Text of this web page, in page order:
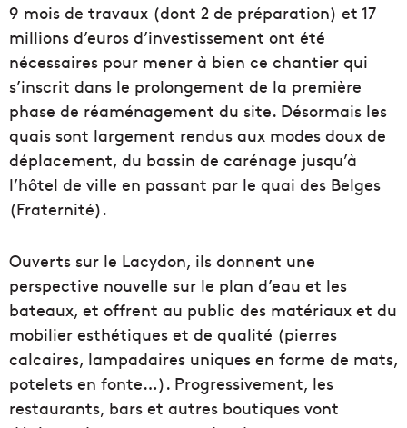
9 mois de travaux (dont 2 de préparation) et 17
millions d’euros d’investissement ont été
nécessaires pour mener à bien ce chantier qui
s’inscrit dans le prolongement de la première
phase de réaménagement du site. Désormais les
quais sont largement rendus aux modes doux de
déplacement, du bassin de carénage jusqu’à
l’hôtel de ville en passant par le quai des Belges
(Fraternité).
Ouverts sur le Lacydon, ils donnent une
perspective nouvelle sur le plan d’eau et les
bateaux, et offrent au public des matériaux et du
mobilier esthétiques et de qualité (pierres
calcaires, lampadaires uniques en forme de mats,
potelets en fonte…). Progressivement, les
restaurants, bars et autres boutiques vont